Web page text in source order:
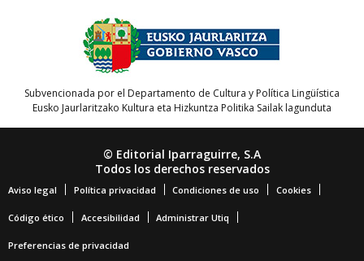
Subvencionada por el Departamento de Cultura y Política Lingüística
Eusko Jaurlaritzako Kultura eta Hizkuntza Politika Sailak lagunduta
© Editorial Iparraguirre, S.A
Todos los derechos reservados
Aviso legal Política privacidad Condiciones de uso Cookies
Código ético Accesibilidad Administrar Utiq
Preferencias de privacidad